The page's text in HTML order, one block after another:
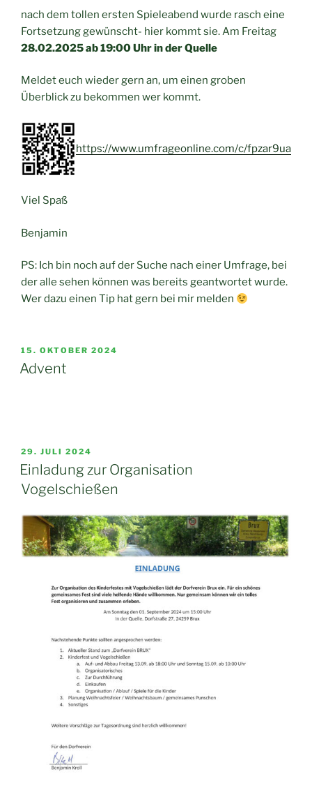
nach dem tollen ersten Spieleabend wurde rasch eine
Fortsetzung gewünscht- hier kommt sie. Am Freitag
28.02.2025 ab 19:00 Uhr in der Quelle
Meldet euch wieder gern an, um einen groben
Überblick zu bekommen wer kommt.
https://www.umfrageonline.com/c/fpzar9ua
Viel Spaß
Benjamin
PS: Ich bin noch auf der Suche nach einer Umfrage, bei
der alle sehen können was bereits geantwortet wurde.
Wer dazu einen Tip hat gern bei mir melden
VERÖFFENTLICHT
AM
15. OKTOBER 2024
Advent
VERÖFFENTLICHT
AM
29. JULI 2024
Einladung zur Organisation
Vogelschießen